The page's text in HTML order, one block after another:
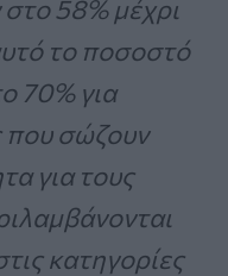
58% μέχρι
το ποσοστό
70% για
που σώζουν
για τους
κατηγορίες